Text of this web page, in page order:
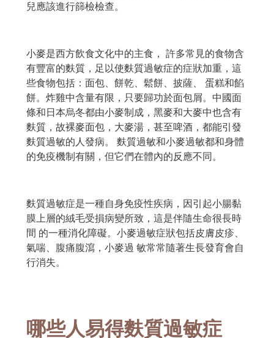
兒應該進行篩檢檢查。
小麥是西方飲食文化中的主食， 許多常見的食物含
有豐富的麩質，足以使麩質過敏症的症狀加重，這
些食物包括：面包、餅乾、鬆餅、披薩、 蛋糕和餡
餅。炸雞中含量有限，只要歸功於面包屑。中國面
條和日本烏冬都由小麥制成，黑麥和大麥中也含有
麩質，故裸麥面包，大麥湯，甚至啤酒，都能引發
麩質過敏的人發病。 麩質過敏和小麥過敏都和身體
的免疫機制有關，但它們在體內的反應不同。
麩質過敏症是一種自身免疫性疾病，因引起小腸黏
膜上層的絨毛受損病變所致，這是伴隨生命很長時
間 的一種消化障礙。小麥過敏症狀包括皮膚皮疹、
氣喘、腹痛腹瀉，小麥過 敏常常隨著生長發育會自
行消失。
哪些人易得麩質過敏症